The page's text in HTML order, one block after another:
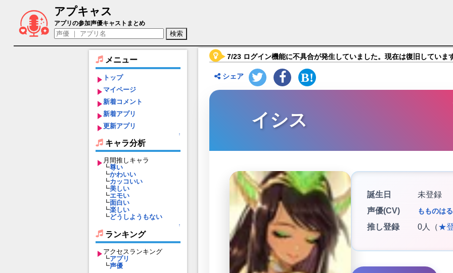
アプキャス
イシス（声優：もものはるな)【ミシックヒーローズ】キャラ紹介
アプリの参加声優キャストまとめ
メニュー
トップ
マイページ
新着コメント
新着アプリ
更新アプリ
↑
キャラ分析
月間推しキャラ
┗尊い
┗かわいい
┗カッコいい
┗美しい
┗エモい
┗面白い
┗楽しい
┗どうしようもない
↑
ランキング
アクセスランキング
┗アプリ
┗声優
7/23 ログイン機能に不具合が発生していました。現在は復旧していま
シェア
イシス
誕生日
未登録
声優(CV)
もものは
推し登録 0人（★